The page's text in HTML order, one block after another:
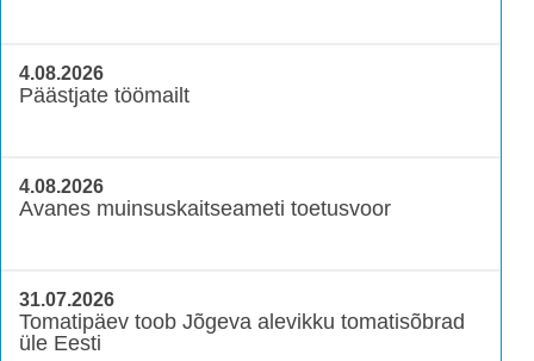
4.08.2026
Päästjate töömailt
4.08.2026
Avanes muinsuskaitseameti toetusvoor
31.07.2026
Tomatipäev toob Jõgeva alevikku tomatisõbrad
üle Eesti